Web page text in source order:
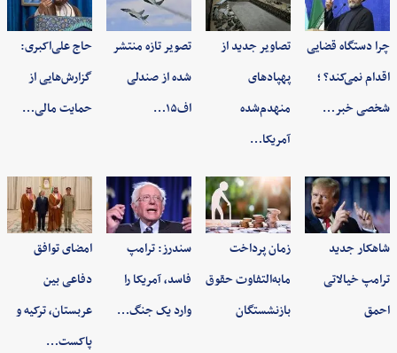
چرا دستگاه قضایی
اقدام نمی‌کند؟ ؛
شخصی خبر…
تصاویر جدید از
پهپادهای
منهدم‌شده
آمریکا…
تصویر تازه منتشر
شده از صندلی
اف۱۵…
حاج علی‌اکبری:
گزارش‌هایی از
حمایت مالی…
شاهکار جدید
ترامپ خیالاتی
احمق
زمان پرداخت
مابه‌التفاوت حقوق
بازنشستگان
سندرز: ترامپ
فاسد، آمریکا را
وارد یک جنگ…
امضای توافق
دفاعی بین
عربستان، ترکیه و
پاکست…